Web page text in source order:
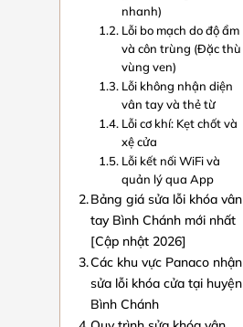
nhanh)
Lỗi bo mạch do độ ẩm
và côn trùng (Đặc thù
vùng ven)
Lỗi không nhận diện
vân tay và thẻ từ
Lỗi cơ khí: Kẹt chốt và
xệ cửa
Lỗi kết nối WiFi và
quản lý qua App
Bảng giá sửa lỗi khóa vân
tay Bình Chánh mới nhất
[Cập nhật 2026]
Các khu vực Panaco nhận
sửa lỗi khóa cửa tại huyện
Bình Chánh